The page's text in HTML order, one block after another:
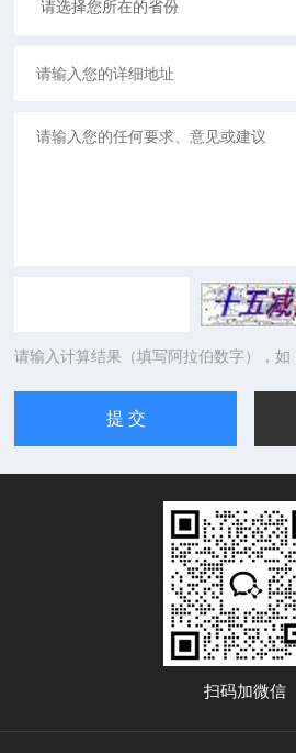
请输入计算结果（填写阿拉伯数字），如
扫码加微信